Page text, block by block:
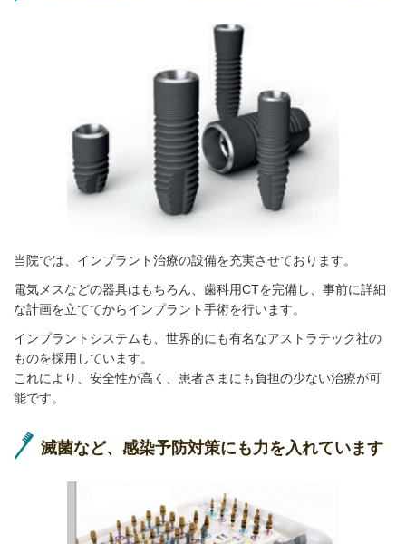
当院では、インプラント治療の設備を充実させております。
電気メスなどの器具はもちろん、歯科用CTを完備し、事前に詳細
な計画を立ててからインプラント手術を行います。
インプラントシステムも、世界的にも有名なアストラテック社の
ものを採用しています。
これにより、安全性が高く、患者さまにも負担の少ない治療が可
能です。
滅菌など、感染予防対策にも力を入れています